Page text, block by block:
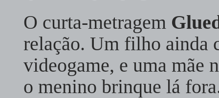
O curta-metragem
relação. Um filho ainda
videogame, e uma mãe
o menino brinque lá